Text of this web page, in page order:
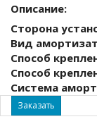
Описание:
Сторона
Вид
Способ
Способ
Система
Заказать